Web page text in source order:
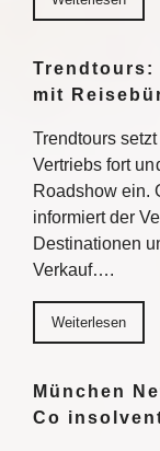
Trendtours:
mit
Trendtours
Vertriebs fort
Roadshow ein.
informiert der
Destinationen
Verkauf….
Weiterlesen
München
Co